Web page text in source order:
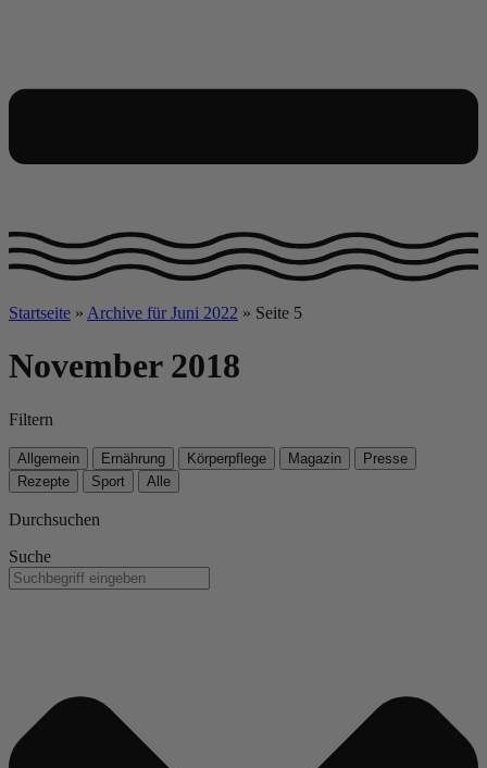
Startseite » Archive für Juni 2022 » Seite 5
November 2018
Filtern
Allgemein Ernährung Körperpflege Magazin
Presse
Rezepte
Sport Alle
Durchsuchen
Suche